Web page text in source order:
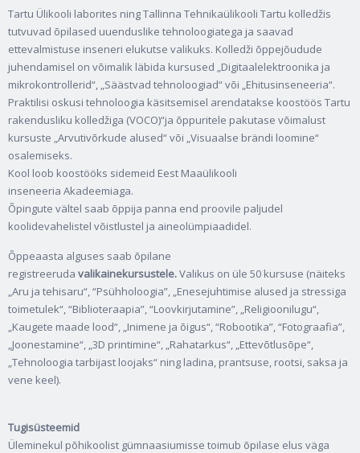
Tartu Ülikooli laborites ning Tallinna Tehnikaülikooli Tartu kolledžis
tutvuvad õpilased uuenduslike tehnoloogiatega ja saavad
ettevalmistuse inseneri elukutse valikuks. Kolledži õppejõudude
juhendamisel on võimalik läbida kursused „Digitaalelektroonika ja
mikrokontrollerid“, „Säästvad tehnoloogiad“ või „Ehitusinseneeria“.
Praktilisi oskusi tehnoloogia käsitsemisel arendatakse koostöös Tartu
rakendusliku kolledžiga (VOCO)“ja õppuritele pakutase võimalust
kursuste „Arvutivõrkude alused“ või „Visuaalse brändi loomine“
osalemiseks.
Kool loob koostööks sidemeid Eest Maaülikooli
inseneeria Akadeemiaga.
Õpingute vältel saab õppija panna end proovile paljudel
koolidevahelistel võistlustel ja aineolümpiaadidel.
Õppeaasta alguses saab õpilane
registreeruda valikainekursustele.Valikus on üle 50 kursuse (näiteks
„Aru ja tehisaru“, “Psühholoogia”, „Enesejuhtimise alused ja stressiga
toimetulek“, “Biblioteraapia”, “Loovkirjutamine”, „Religioonilugu“,
„Kaugete maade lood“, „Inimene ja õigus“, “Robootika”, “Fotograafia”,
„Joonestamine“, „3D printimine“, „Rahatarkus“, „Ettevõtlusõpe“,
„Tehnoloogia tarbijast loojaks“ ning ladina, prantsuse, rootsi, saksa ja
vene keel).
Tugisüsteemid
Üleminekul põhikoolist gümnaasiumisse toimub õpilase elus väga